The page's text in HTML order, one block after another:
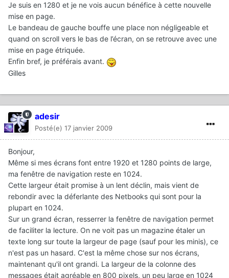
Je suis en 1280 et je ne vois aucun bénéfice à cette nouvelle
mise en page.
Le bandeau de gauche bouffe une place non négligeable et
quand on scroll vers le bas de l’écran, on se retrouve avec une
mise en page étriquée.
Enfin bref, je préférais avant.
Gilles
adesir
Posté(e) 17 janvier 2009
Bonjour,
Même si mes écrans font entre 1920 et 1280 points de large,
ma fenêtre de navigation reste en 1024.
Cette largeur était promise à un lent déclin, mais vient de
rebondir avec la déferlante des Netbooks qui sont pour la
plupart en 1024.
Sur un grand écran, resserrer la fenêtre de navigation permet
de faciliter la lecture. On ne voit pas un magazine étaler un
texte long sur toute la largeur de page (sauf pour les minis), ce
n'est pas un hasard. C'est la même chose sur nos écrans,
maintenant qu'il ont grandi. La largeur de la colonne des
messages était agréable en 800 pixels, un peu large en 1024